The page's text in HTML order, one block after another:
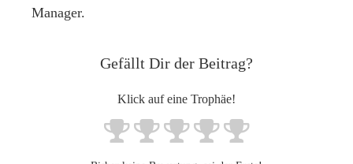
Manager.
Gefällt Dir der Beitrag?
Klick auf eine Trophäe!